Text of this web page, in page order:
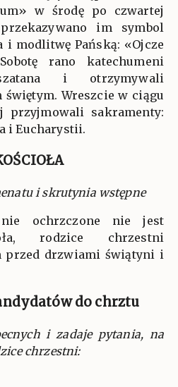
w środę po czwartej
im symbol
i modlitwę Pańską: «Ojcze
rano katechumeni
i otrzymywali
świętym. Wreszcie w ciągu
przyjmowali sakramenty:
i Eucharystii.
i skrutynia wstępne
ochrzczone nie jest
rodzice chrzestni
przed drzwiami świątyni i
do chrztu
i zadaje pytania, na
chrzestni: